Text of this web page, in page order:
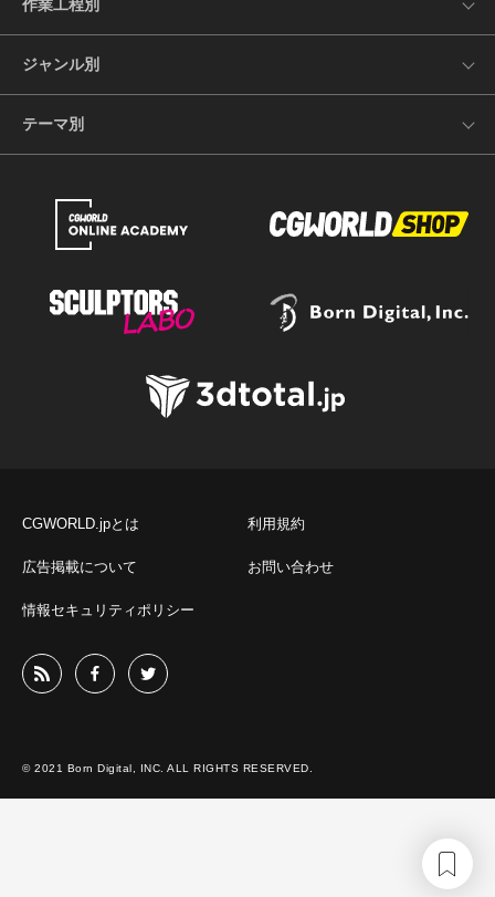
作業工程別
ジャンル別
テーマ別
CGWORLD.jpとは 利用規約
広告掲載について お問い合わせ
情報セキュリティポリシー
© 2021 Born Digital, INC. ALL RIGHTS RESERVED.